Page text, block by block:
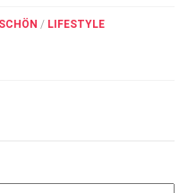
/ LIFESTYLE